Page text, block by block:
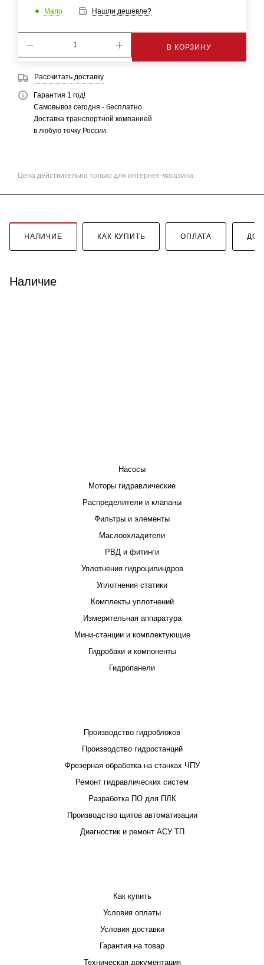
Мало Нашли дешевле?
В КОРЗИНУ
Рассчитать доставку
Гарантия 1 год!
Самовывоз сегодня - бесплатно.
Доставка транспортной компанией
в любую точку России.
Цена действительна только для интернет-магазина.
НАЛИЧИЕ КАК КУПИТЬ ОПЛАТА
Наличие
Насосы
Моторы гидравлические
Распределители и клапаны
Фильтры и элементы
Маслоохладители
РВД и фитинги
Уплотнения гидроцилиндров
Уплотнения статики
Комплекты уплотнений
Измерительная аппаратура
Мини-станции и комплектующие
Гидробаки и компоненты
Гидропанели
Производство гидроблоков
Производство гидростанций
Фрезерная обработка на станках ЧПУ
Ремонт гидравлических систем
Разработка ПО для ПЛК
Производство щитов автоматизации
Диагностик и ремонт АСУ ТП
Как купить
Условия оплаты
Условия доставки
Гарантия на товар
Техническая документация